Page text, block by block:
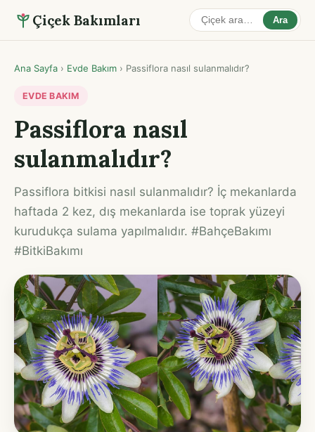
Çiçek Bakımları Ara
Ana Sayfa › Evde Bakım › Passiflora nasıl sulanmalıdır?
EVDE BAKIM
Passiflora nasıl
sulanmalıdır?
Passiflora bitkisi nasıl sulanmalıdır? İç mekanlarda
haftada 2 kez, dış mekanlarda ise toprak yüzeyi
kurudukça sulama yapılmalıdır. #BahçeBakımı
#BitkiBakımı